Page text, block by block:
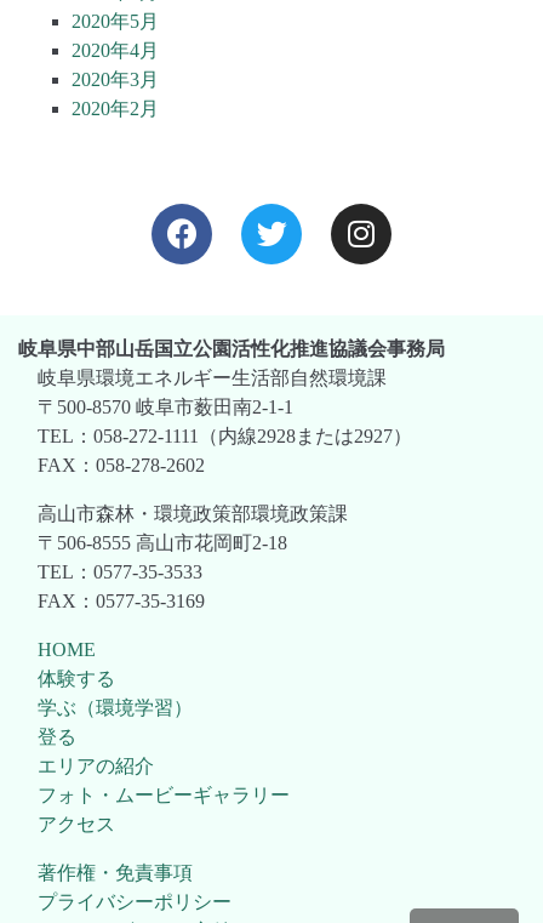
2020年5月
2020年4月
2020年3月
2020年2月
岐阜県中部山岳国立公園活性化推進協議会事務局
岐阜県環境エネルギー生活部自然環境課
〒500-8570 岐阜市薮田南2-1-1
TEL：058-272-1111（内線2928または2927）
FAX：058-278-2602
高山市森林・環境政策部環境政策課
〒506-8555 高山市花岡町2-18
TEL：0577-35-3533
FAX：0577-35-3169
HOME
体験する
学ぶ（環境学習）
登る
エリアの紹介
フォト・ムービーギャラリー
アクセス
著作権・免責事項
プライバシーポリシー